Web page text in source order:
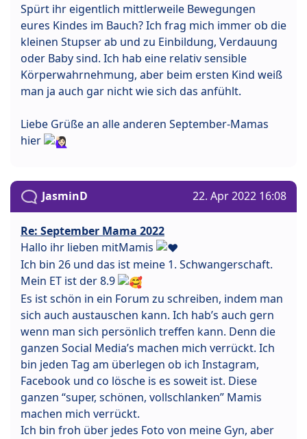
Spürt ihr eigentlich mittlerweile Bewegungen
eures Kindes im Bauch? Ich frag mich immer ob die
kleinen Stupser ab und zu Einbildung, Verdauung
oder Baby sind. Ich hab eine relativ sensible
Körperwahrnehmung, aber beim ersten Kind weiß
man ja auch gar nicht wie sich das anfühlt.
Liebe Grüße an alle anderen September-Mamas
hier
JasminD 22. Apr 2022 16:08
Re: September Mama 2022
Hallo ihr lieben mitMamis
Ich bin 26 und das ist meine 1. Schwangerschaft.
Mein ET ist der 8.9
Es ist schön in ein Forum zu schreiben, indem man
sich auch austauschen kann. Ich hab’s auch gern
wenn man sich persönlich treffen kann. Denn die
ganzen Social Media’s machen mich verrückt. Ich
bin jeden Tag am überlegen ob ich Instagram,
Facebook und co lösche is es soweit ist. Diese
ganzen “super, schönen, vollschlanken” Mamis
machen mich verrückt.
Ich bin froh über jedes Foto von meine Gyn, aber